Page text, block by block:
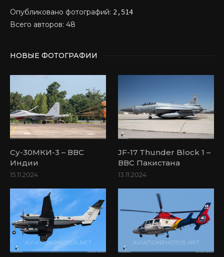
Опубликовано фотографий: 2,514
Всего авторов: 48
НОВЫЕ ФОТОГРАФИИ
Су-30МКИ-3 – ВВС
Индии
15.11.2024
JF-17 Thunder Block 1 –
ВВС Пакистана
13.11.2024